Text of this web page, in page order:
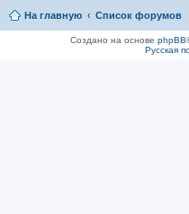
На главную Список форумов
Создано на основе phpBB
Русская